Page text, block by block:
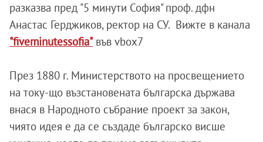
разказва пред "5 минути София" проф. дфн
Анастас Герджиков, ректор на СУ. Вижте в канала
"fiveminutessofia"във vbox7
През 1880 г. Министерството на просвещението
на току-що възстановената българска държава
внася в Народното събрание проект за закон,
чиято идея е да се създаде българско висше